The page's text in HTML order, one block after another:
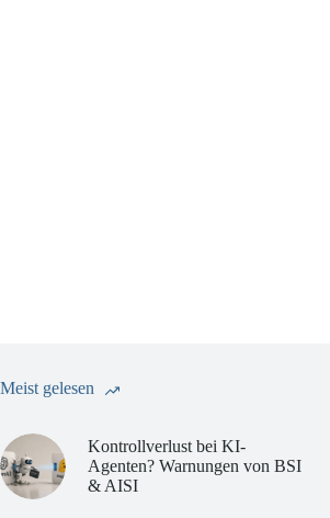
Meist gelesen
Kontrollverlust bei KI-
Agenten? Warnungen von BSI
& AISI